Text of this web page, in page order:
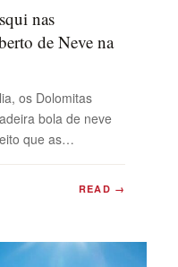
nas
de Neve na
os Dolomitas
bola de neve
que as
no ar e o
READ →